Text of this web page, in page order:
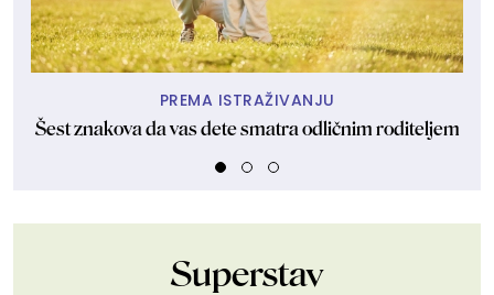
PREMA ISTRAŽIVANJU
Šest znakova da vas dete smatra odličnim roditeljem
Superstav